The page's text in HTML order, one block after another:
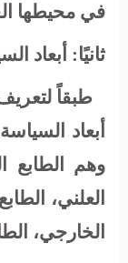
في محيطها
ثانيًا: أبعاد
طبقاً
أبعاد
وهم الطابع
العلني،
الخارجي،